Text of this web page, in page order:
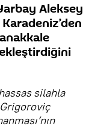
Aleksey
silahla